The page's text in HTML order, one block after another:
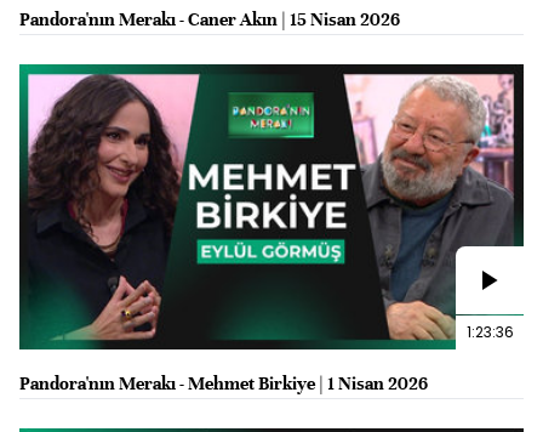
Pandora'nın Merakı - Caner Akın | 15 Nisan 2026
1:23:36
Pandora'nın Merakı - Mehmet Birkiye | 1 Nisan 2026